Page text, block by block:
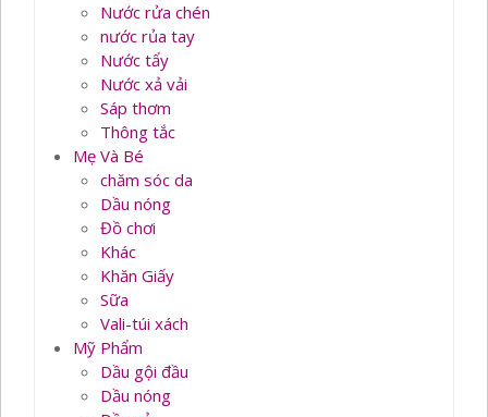
Nước rửa chén
nước rủa tay
Nước tẩy
Nước xả vải
Sáp thơm
Thông tắc
Mẹ Và Bé
chăm sóc da
Dầu nóng
Đồ chơi
Khác
Khăn Giấy
Sữa
Vali-túi xách
Mỹ Phẩm
Dầu gội đầu
Dầu nóng